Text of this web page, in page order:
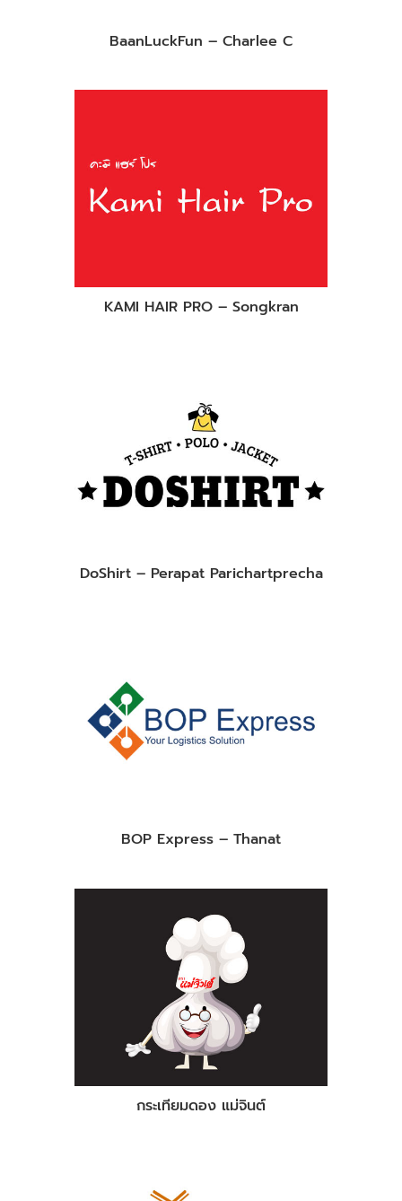
BaanLuckFun – Charlee C
KAMI HAIR PRO – Songkran
DoShirt – Perapat Parichartprecha
BOP Express – Thanat
กระเทียมดอง แม่จินต์